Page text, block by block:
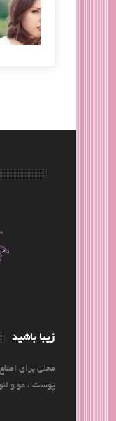
زیبا باشید
محلی برای
پوست ، مو و